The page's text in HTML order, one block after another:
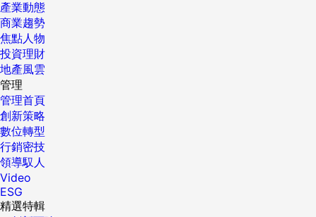
產業動態
商業趨勢
焦點人物
投資理財
地產風雲
管理
管理首頁
創新策略
數位轉型
行銷密技
領導馭人
Video
ESG
精選特輯